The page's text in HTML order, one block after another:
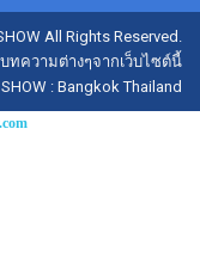
All Rights Reserved.
ทความต่างๆจากเว็บไซต์นี้
: Bangkok Thailand